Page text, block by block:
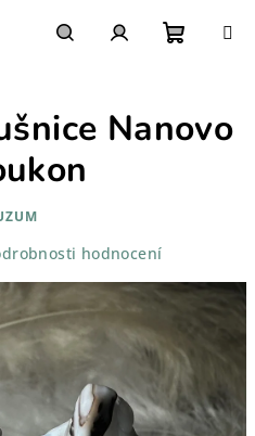
košík
Nanovo
hodnocení